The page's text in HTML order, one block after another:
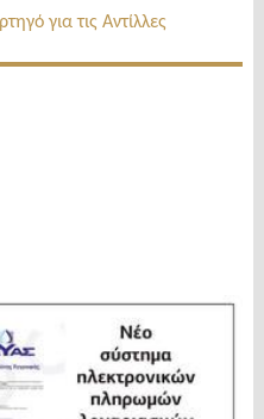
για τις Αντίλλες